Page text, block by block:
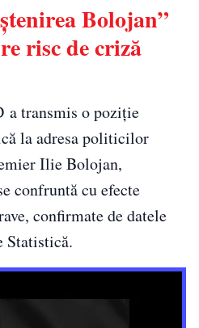
Bolojan”
risc de criză
a transmis o poziție
la adresa politicilor
Ilie Bolojan,
confruntă cu efecte
confirmate de datele
Statistică.